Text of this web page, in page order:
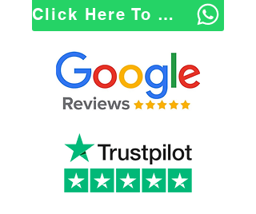
Click Here To WhatsApp Us